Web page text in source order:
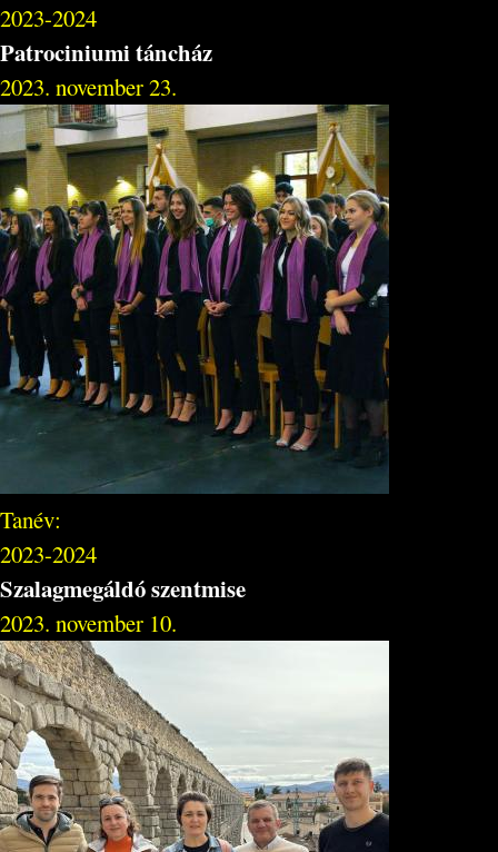
2023-2024
Patrociniumi táncház
2023. november 23.
Tanév:
2023-2024
Szalagmegáldó szentmise
2023. november 10.